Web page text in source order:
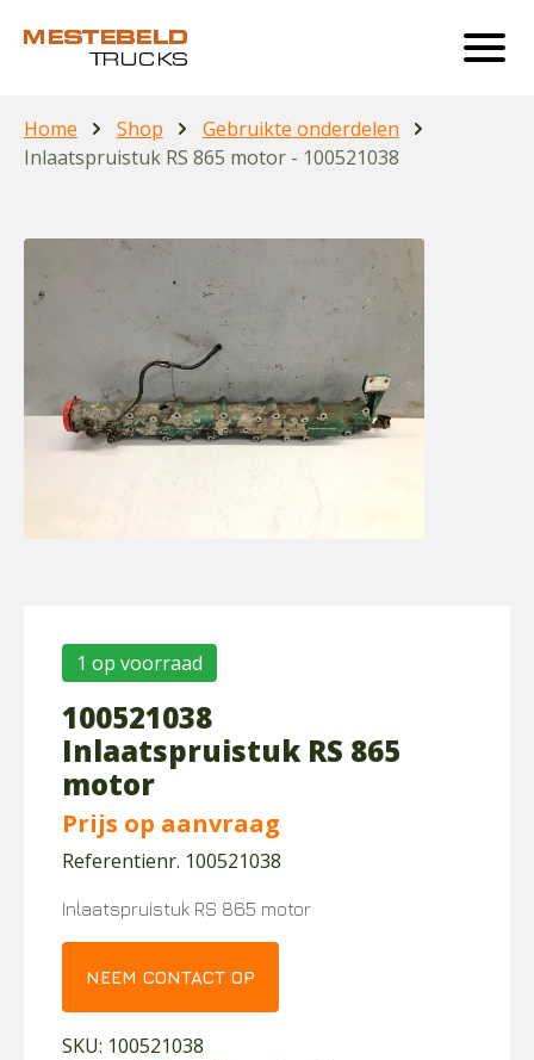
Home Shop
Gebruikte onderdelen
Inlaatspruistuk RS 865 motor - 100521038
1 op voorraad
100521038
Inlaatspruistuk RS 865
motor
Prijs op aanvraag
Referentienr. 100521038
Inlaatspruistuk RS 865 motor
NEEM CONTACT OP
SKU: 100521038